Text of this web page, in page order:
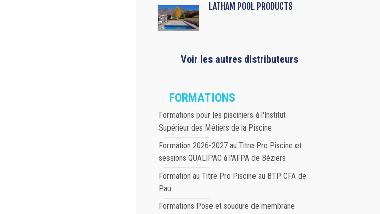
LATHAM POOL PRODUCTS
Voir les autres distributeurs
FORMATIONS
Formations pour les pisciniers à l'Institut
Supérieur des Métiers de la Piscine
Formation 2026-2027 au Titre Pro Piscine et
sessions QUALIPAC à l'AFPA de Béziers
Formation au Titre Pro Piscine au BTP CFA de
Pau
Formations Pose et soudure de membrane